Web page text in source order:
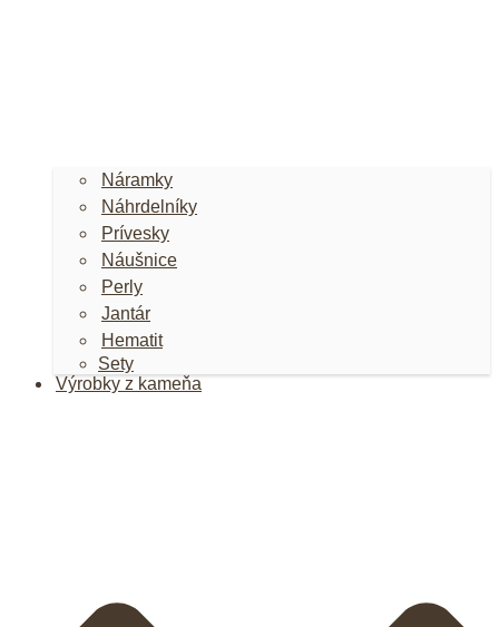
Náramky
Náhrdelníky
Prívesky
Náušnice
Perly
Jantár
Hematit
Sety
Výrobky z kameňa